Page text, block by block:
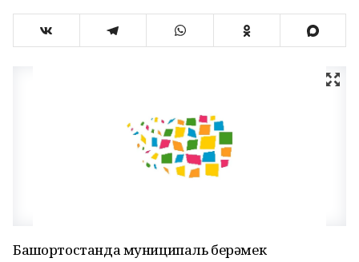
Башҡортостанда муниципаль берәмек